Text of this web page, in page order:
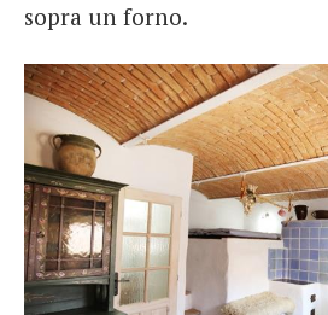
sopra un forno.